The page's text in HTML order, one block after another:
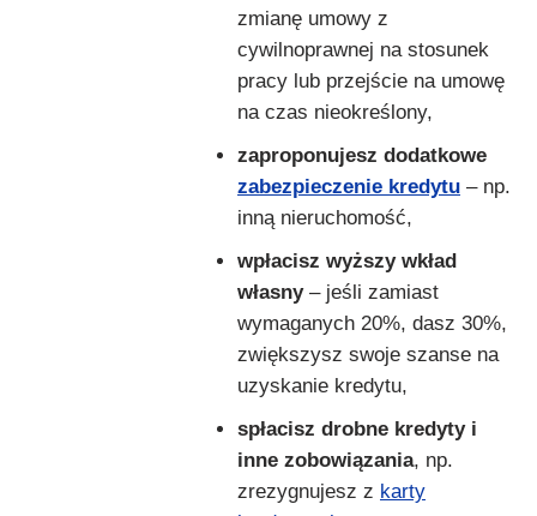
zmianę umowy z
cywilnoprawnej na stosunek
pracy lub przejście na umowę
na czas nieokreślony,
zaproponujesz dodatkowe
zabezpieczenie kredytu – np.
inną nieruchomość,
wpłacisz wyższy wkład
własny– jeśli zamiast
wymaganych 20%, dasz 30%,
zwiększysz swoje szanse na
uzyskanie kredytu,
spłacisz drobne kredyty i
inne zobowiązania, np.
zrezygnujesz z karty